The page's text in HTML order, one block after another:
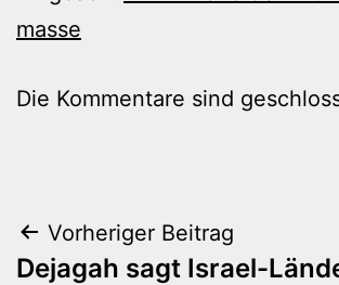
masse
Die Kommentare sind
Beitragsnavigation
Vorheriger Beitrag
Dejagah sagt Israel-